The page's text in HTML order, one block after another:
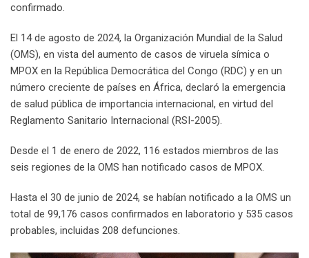
confirmado.
El 14 de agosto de 2024, la Organización Mundial de la Salud
(OMS), en vista del aumento de casos de viruela símica o
MPOX en la República Democrática del Congo (RDC) y en un
número creciente de países en África, declaró la emergencia
de salud pública de importancia internacional, en virtud del
Reglamento Sanitario Internacional (RSI-2005).
Desde el 1 de enero de 2022, 116 estados miembros de las
seis regiones de la OMS han notificado casos de MPOX.
Hasta el 30 de junio de 2024, se habían notificado a la OMS un
total de 99,176 casos confirmados en laboratorio y 535 casos
probables, incluidas 208 defunciones.